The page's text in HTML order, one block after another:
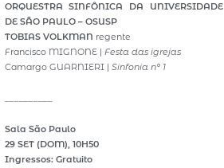
ORQUESTRA SINFÔNICA DA UNIVERSIDADE
DE SÃO PAULO – OSUSP
TOBIAS VOLKMAN regente
Francisco MIGNONE | Festa das igrejas
Camargo GUARNIERI | Sinfonia nº 1
Sala São Paulo
29 SET (DOM), 10H50
Ingressos: Gratuito